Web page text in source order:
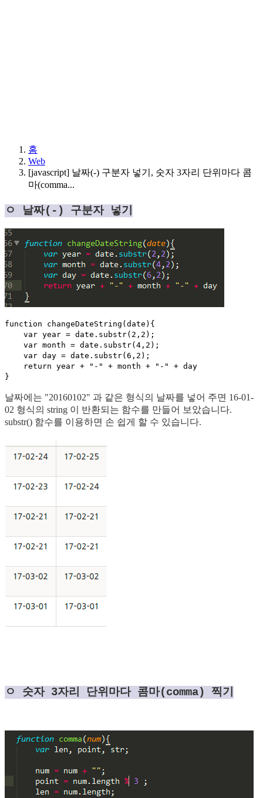
홈
Web
[javascript] 날짜(-) 구분자 넣기, 숫자 3자리 단위마다 콤
마(comma...
ㅇ 날짜(-) 구분자 넣기
function changeDateString(date){
var year = date.substr(2,2);
var month = date.substr(4,2);
var day = date.substr(6,2);
return year + "-" + month + "-" + day
}
날짜에는 "20160102" 과 같은 형식의 날짜를 넣어 주면 16-01-
02 형식의 string 이 반환되는 함수를 만들어 보았습니다.
substr() 함수를 이용하면 손 쉽게 할 수 있습니다.
ㅇ 숫자 3자리 단위마다 콤마(comma) 찍기